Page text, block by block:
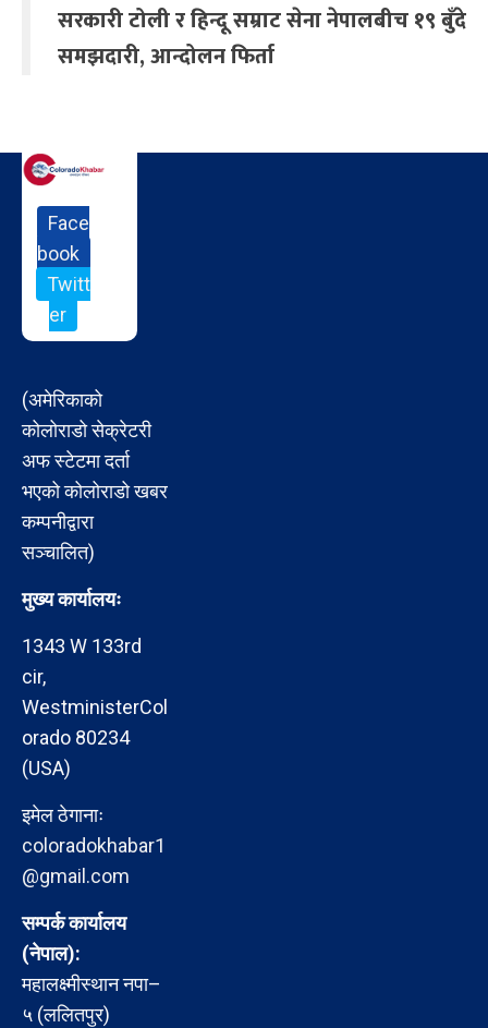
सरकारी टोली र हिन्दू सम्राट सेना नेपालबीच १९ बुँदे
समझदारी, आन्दोलन फिर्ता
Face
book
Twitt
er
(अमेरिकाको
कोलोराडो सेक्रेटरी
अफ स्टेटमा दर्ता
भएको कोलोराडो खबर
कम्पनीद्वारा
सञ्चालित)
मुख्य कार्यालयः
1343 W 133rd
cir,
WestministerCol
orado 80234
(USA)
इमेल ठेगानाः
coloradokhabar1
@gmail.com
सम्पर्क कार्यालय
(नेपाल):
महालक्ष्मीस्थान नपा–
५ (ललितपुर)